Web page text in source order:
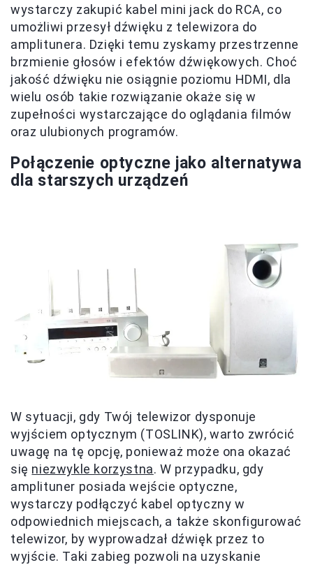
wystarczy zakupić kabel mini jack do RCA, co
umożliwi przesył dźwięku z telewizora do
amplitunera. Dzięki temu zyskamy przestrzenne
brzmienie głosów i efektów dźwiękowych. Choć
jakość dźwięku nie osiągnie poziomu HDMI, dla
wielu osób takie rozwiązanie okaże się w
zupełności wystarczające do oglądania filmów
oraz ulubionych programów.
Połączenie optyczne jako alternatywa
dla starszych urządzeń
W sytuacji, gdy Twój telewizor dysponuje
wyjściem optycznym (TOSLINK), warto zwrócić
uwagę na tę opcję, ponieważ może ona okazać
się niezwykle korzystna. W przypadku, gdy
amplituner posiada wejście optyczne,
wystarczy podłączyć kabel optyczny w
odpowiednich miejscach, a także skonfigurować
telewizor, by wyprowadzał dźwięk przez to
wyjście. Taki zabieg pozwoli na uzyskanie